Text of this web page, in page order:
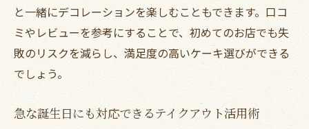
と一緒にデコレーションを楽しむこともできます。口コ
ミやレビューを参考にすることで、初めてのお店でも失
敗のリスクを減らし、満足度の高いケーキ選びができる
でしょう。
急な誕生日にも対応できるテイクアウト活用術